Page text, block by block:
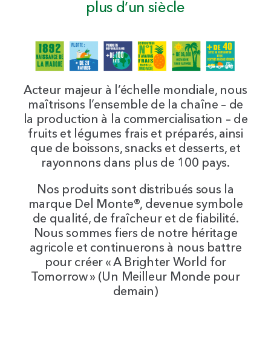
plus d’un siècle
Acteur majeur à l’échelle mondiale, nous
maîtrisons l’ensemble de la chaîne – de
la production à la commercialisation – de
fruits et légumes frais et préparés, ainsi
que de boissons, snacks et desserts, et
rayonnons dans plus de 100 pays.
Nos produits sont distribués sous la
marque Del Monte®, devenue symbole
de qualité, de fraîcheur et de fiabilité.
Nous sommes fiers de notre héritage
agricole et continuerons à nous battre
pour créer « A Brighter World for
Tomorrow » (Un Meilleur Monde pour
demain)